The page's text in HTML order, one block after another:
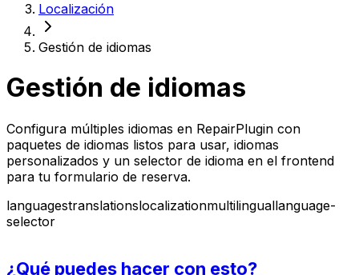
Localización
Gestión de idiomas
Gestión de idiomas
Configura múltiples idiomas en RepairPlugin con
paquetes de idiomas listos para usar, idiomas
personalizados y un selector de idioma en el frontend
para tu formulario de reserva.
languagestranslationslocalizationmultilinguallanguage-
selector
¿Qué puedes hacer con esto?